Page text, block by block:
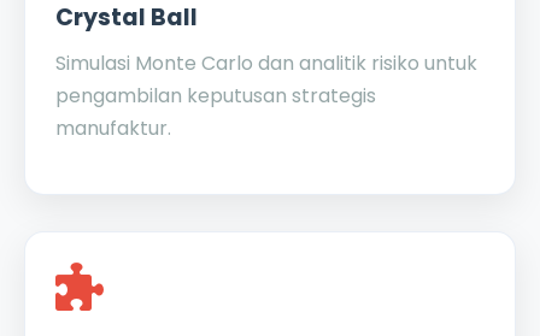
Crystal Ball
Simulasi Monte Carlo dan analitik risiko untuk
pengambilan keputusan strategis
manufaktur.